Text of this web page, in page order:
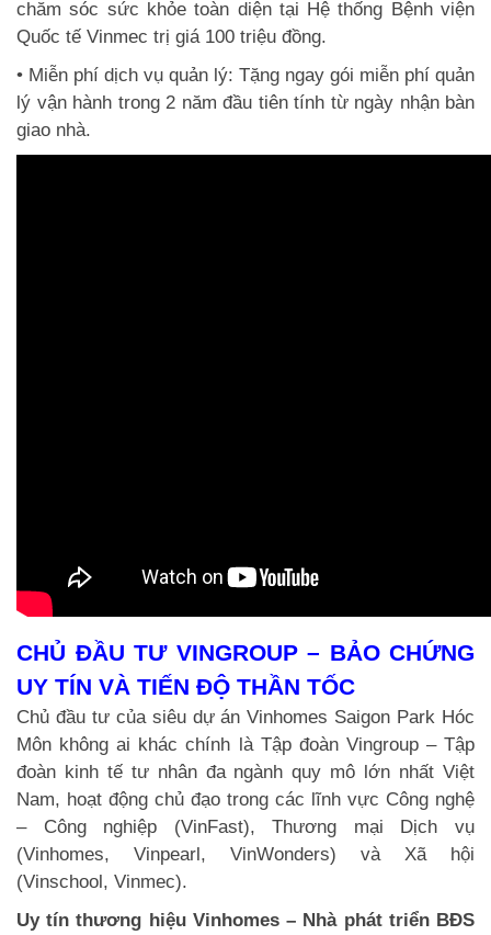
chăm sóc sức khỏe toàn diện tại Hệ thống Bệnh viện
Quốc tế Vinmec trị giá 100 triệu đồng.
• Miễn phí dịch vụ quản lý: Tặng ngay gói miễn phí quản
lý vận hành trong 2 năm đầu tiên tính từ ngày nhận bàn
giao nhà.
CHỦ ĐẦU TƯ VINGROUP – BẢO CHỨNG
UY TÍN VÀ TIẾN ĐỘ THẦN TỐC
Chủ đầu tư của siêu dự án Vinhomes Saigon Park Hóc
Môn không ai khác chính là Tập đoàn Vingroup – Tập
đoàn kinh tế tư nhân đa ngành quy mô lớn nhất Việt
Nam, hoạt động chủ đạo trong các lĩnh vực Công nghệ
– Công nghiệp (VinFast), Thương mại Dịch vụ
(Vinhomes, Vinpearl, VinWonders) và Xã hội
(Vinschool, Vinmec).
Uy tín thương hiệu Vinhomes – Nhà phát triển BĐS